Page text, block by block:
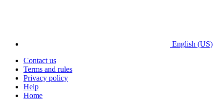
English (US)
Contact us
Terms and rules
Privacy policy
Help
Home